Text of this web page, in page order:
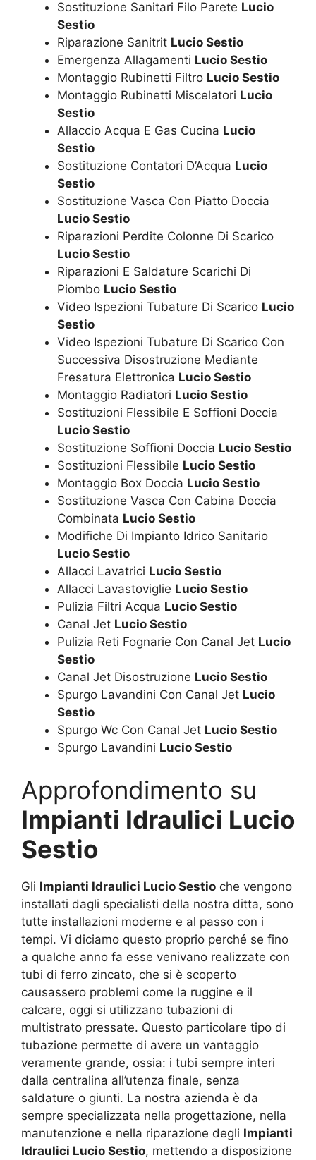
Sostituzione Sanitari Filo Parete Lucio
Sestio
Riparazione Sanitrit Lucio Sestio
Emergenza Allagamenti Lucio Sestio
Montaggio Rubinetti Filtro Lucio Sestio
Montaggio Rubinetti Miscelatori Lucio
Sestio
Allaccio Acqua E Gas Cucina Lucio
Sestio
Sostituzione Contatori D’Acqua Lucio
Sestio
Sostituzione Vasca Con Piatto Doccia
Lucio Sestio
Riparazioni Perdite Colonne Di Scarico
Lucio Sestio
Riparazioni E Saldature Scarichi Di
Piombo Lucio Sestio
Video Ispezioni Tubature Di Scarico Lucio
Sestio
Video Ispezioni Tubature Di Scarico Con
Successiva Disostruzione Mediante
Fresatura Elettronica Lucio Sestio
Montaggio Radiatori Lucio Sestio
Sostituzioni Flessibile E Soffioni Doccia
Lucio Sestio
Sostituzione Soffioni Doccia Lucio Sestio
Sostituzioni Flessibile Lucio Sestio
Montaggio Box Doccia Lucio Sestio
Sostituzione Vasca Con Cabina Doccia
Combinata Lucio Sestio
Modifiche Di Impianto Idrico Sanitario
Lucio Sestio
Allacci Lavatrici Lucio Sestio
Allacci Lavastoviglie Lucio Sestio
Pulizia Filtri Acqua Lucio Sestio
Canal Jet Lucio Sestio
Pulizia Reti Fognarie Con Canal Jet Lucio
Sestio
Canal Jet Disostruzione Lucio Sestio
Spurgo Lavandini Con Canal Jet Lucio
Sestio
Spurgo Wc Con Canal Jet Lucio Sestio
Spurgo Lavandini Lucio Sestio
Approfondimento su
Impianti Idraulici Lucio
Sestio
Gli Impianti Idraulici Lucio Sestio che vengono
installati dagli specialisti della nostra ditta, sono
tutte installazioni moderne e al passo con i
tempi. Vi diciamo questo proprio perché se fino
a qualche anno fa esse venivano realizzate con
tubi di ferro zincato, che si è scoperto
causassero problemi come la ruggine e il
calcare, oggi si utilizzano tubazioni di
multistrato pressate. Questo particolare tipo di
tubazione permette di avere un vantaggio
veramente grande, ossia: i tubi sempre interi
dalla centralina all’utenza finale, senza
saldature o giunti. La nostra azienda è da
sempre specializzata nella progettazione, nella
manutenzione e nella riparazione degli Impianti
Idraulici Lucio Sestio, mettendo a disposizione